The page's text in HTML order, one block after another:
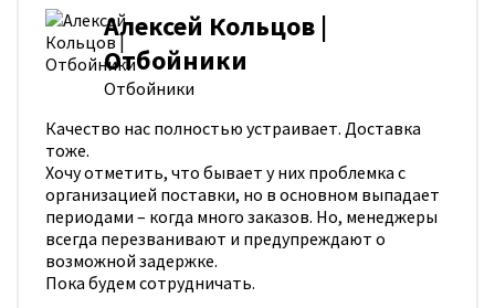
Алексей Кольцов |
Отбойники
Отбойники
Качество нас полностью устраивает. Доставка
тоже.
Хочу отметить, что бывает у них проблемка с
организацией поставки, но в основном выпадает
периодами – когда много заказов. Но, менеджеры
всегда перезванивают и предупреждают о
возможной задержке.
Пока будем сотрудничать.